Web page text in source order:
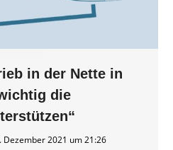
in der Nette in
die
Dezember 2021 um 21:26